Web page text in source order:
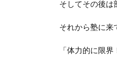
そしてその後は
それから塾に来
「体力的に限